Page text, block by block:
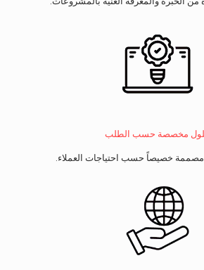
مخصصة حسب الطلب
خصيصاً حسب احتياجات العملاء.